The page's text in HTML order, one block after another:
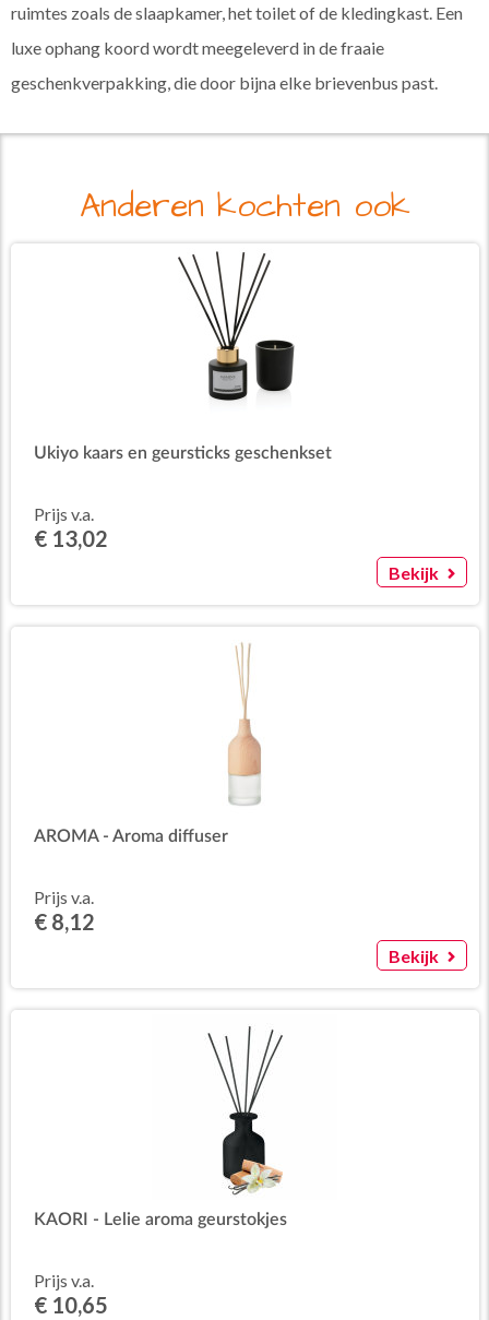
ruimtes zoals de slaapkamer, het toilet of de kledingkast. Een
luxe ophang koord wordt meegeleverd in de fraaie
geschenkverpakking, die door bijna elke brievenbus past.
Anderen kochten ook
Ukiyo kaars en geursticks geschenkset
Prijs v.a.
€ 13,02
Bekijk
AROMA - Aroma diffuser
Prijs v.a.
€ 8,12
Bekijk
KAORI - Lelie aroma geurstokjes
Prijs v.a.
€ 10,65